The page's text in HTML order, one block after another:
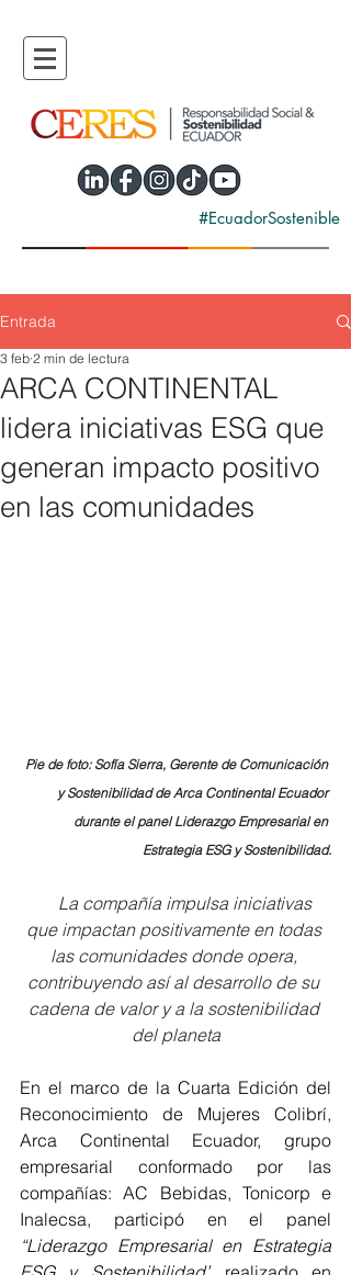
#EcuadorSostenible
Entrada
ARCA CONTINENTAL
lidera iniciativas ESG que
generan impacto positivo
en las comunidades
3 feb 2 min de lectura
Pie de foto: Sofía Sierra, Gerente de Comunicación
y Sostenibilidad de Arca Continental Ecuador
durante el panel Liderazgo Empresarial en
Estrategia ESG y Sostenibilidad.
La compañía impulsa iniciativas
que impactan positivamente en todas
las comunidades donde opera,
contribuyendo así al desarrollo de su
cadena de valor y a la sostenibilidad
del planeta
En el marco de la Cuarta Edición del
Reconocimiento de Mujeres Colibrí,
Arca Continental Ecuador, grupo
empresarial conformado por las
compañías: AC Bebidas, Tonicorp e
“Liderazgo Empresarial en Estrategia